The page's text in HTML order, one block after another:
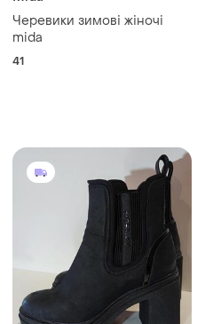
Черевики зимові жіночі
mida
41